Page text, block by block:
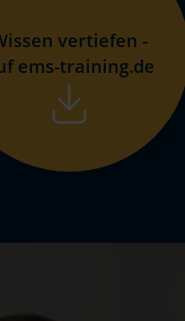
vertiefen -
ems-training.de